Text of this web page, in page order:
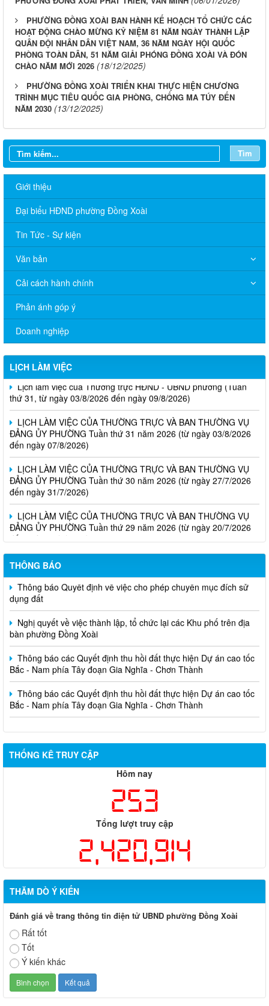
PHƯỜNG ĐỒNG XOÀI BAN HÀNH KẾ HOẠCH TỔ CHỨC CÁC
HOẠT ĐỘNG CHÀO MỪNG KỶ NIỆM 81 NĂM NGÀY THÀNH LẬP
QUÂN ĐỘI NHÂN DÂN VIỆT NAM, 36 NĂM NGÀY HỘI QUỐC
PHÒNG TOÀN DÂN, 51 NĂM GIẢI PHÓNG ĐỒNG XOÀI VÀ ĐÓN
CHÀO NĂM MỚI 2026 (18/12/2025)
PHƯỜNG ĐỒNG XOÀI TRIỂN KHAI THỰC HIỆN CHƯƠNG
TRÌNH MỤC TIÊU QUỐC GIA PHÒNG, CHỐNG MA TÚY ĐẾN
NĂM 2030 (13/12/2025)
Tìm
Giới thiệu
Đại biểu HĐND phường Đồng Xoài
Tin Tức - Sự kiện
Văn bản
Cải cách hành chính
Phản ánh góp ý
Doanh nghiệp
LỊCH LÀM VIỆC
Lịch làm việc của Thường trực HĐND - UBND phường (Tuần
thứ 31, từ ngày 03/8/2026 đến ngày 09/8/2026)
LỊCH LÀM VIỆC CỦA THƯỜNG TRỰC VÀ BAN THƯỜNG VỤ
ĐẢNG ỦY PHƯỜNG Tuần thứ 31 năm 2026 (từ ngày 03/8/2026
đến ngày 07/8/2026)
LỊCH LÀM VIỆC CỦA THƯỜNG TRỰC VÀ BAN THƯỜNG VỤ
ĐẢNG ỦY PHƯỜNG Tuần thứ 30 năm 2026 (từ ngày 27/7/2026
đến ngày 31/7/2026)
LỊCH LÀM VIỆC CỦA THƯỜNG TRỰC VÀ BAN THƯỜNG VỤ
ĐẢNG ỦY PHƯỜNG Tuần thứ 29 năm 2026 (từ ngày 20/7/2026
đến ngày 24/7/2026)
THÔNG BÁO
Thông báo Quyết định về việc cho phép chuyển mục đích sử
dụng đất
Nghị quyết về việc thành lập, tổ chức lại các Khu phố trên địa
bàn phường Đồng Xoài
Thông báo các Quyết định thu hồi đất thực hiện Dự án cao tốc
Bắc - Nam phía Tây đoạn Gia Nghĩa - Chơn Thành
Thông báo các Quyết định thu hồi đất thực hiện Dự án cao tốc
Bắc - Nam phía Tây đoạn Gia Nghĩa - Chơn Thành
THỐNG KÊ TRUY CẬP
Hôm nay
253
Tổng lượt truy cập
2,420,914
THĂM DÒ Ý KIẾN
Đánh giá về trang thông tin điện tử UBND phường Đồng Xoài
Rất tốt
Tốt
Ý kiến khác